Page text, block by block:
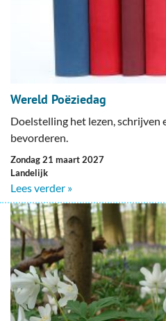
Wereld Poëziedag
Doelstelling het lezen, schrijven
bevorderen.
zondag 21 maart 2027
Landelijk
Lees verder »